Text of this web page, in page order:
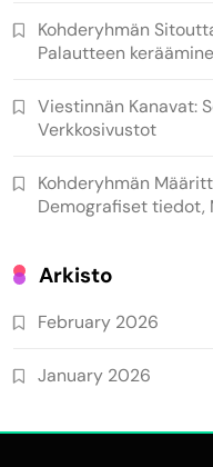
Kohderyhmän
Palautteen
Viestinnän Kanavat:
Verkkosivustot
Kohderyhmän
Demografiset tiedot,
Arkisto
February 2026
January 2026